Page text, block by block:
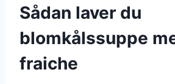
Sådan laver du
blomkålssuppe
fraiche